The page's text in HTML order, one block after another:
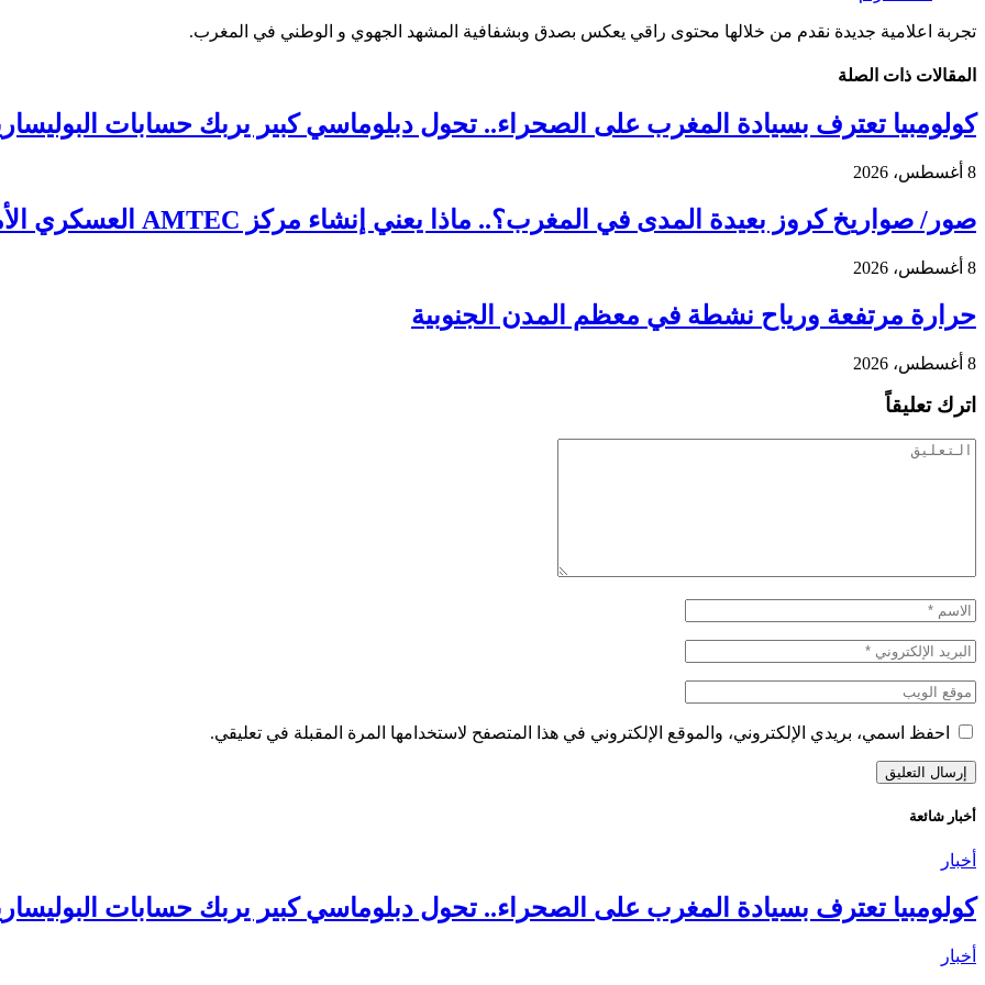
تجربة اعلامية جديدة نقدم من خلالها محتوى راقي يعكس بصدق وبشفافية المشهد الجهوي و الوطني في المغرب.
المقالات ذات الصلة
كولومبيا تعترف بسيادة المغرب على الصحراء.. تحول دبلوماسي كبير يربك حسابات
8 أغسطس، 2026
صور/ صواريخ كروز بعيدة المدى في المغرب؟.. ماذا يعني إنشاء مركز AMTEC العسكري الأمريكي في طانطان؟
8 أغسطس، 2026
حرارة مرتفعة ورياح نشطة في معظم المدن الجنوبية
8 أغسطس، 2026
اترك تعليقاً
احفظ اسمي، بريدي الإلكتروني، والموقع الإلكتروني في هذا المتصفح لاستخدامها المرة المقبلة في تعليقي.
أخبار شائعة
أخبار
كولومبيا تعترف بسيادة المغرب على الصحراء.. تحول دبلوماسي كبير يربك حسابات
أخبار